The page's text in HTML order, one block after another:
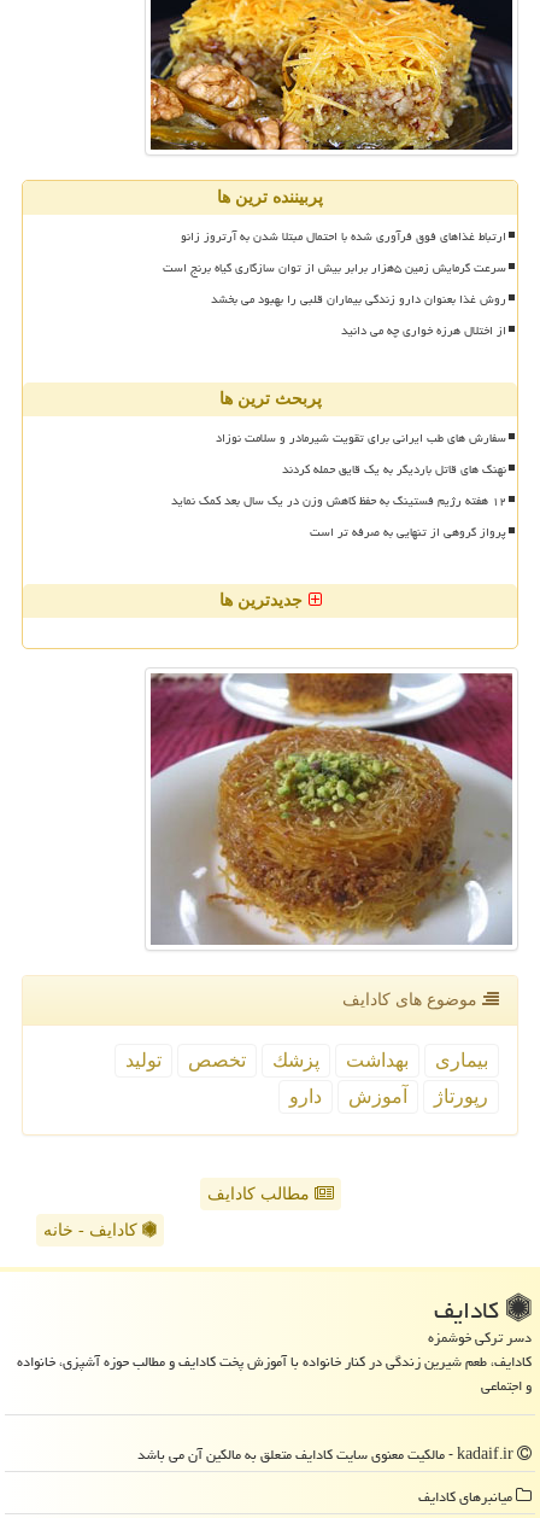
پربیننده ترین ها
ارتباط غذاهای فوق فرآوری شده با احتمال مبتلا شدن به آرتروز زانو
سرعت گرمایش زمین ۵هزار برابر بیش از توان سازگاری گیاه برنج است
روش غذا بعنوان دارو زندگی بیماران قلبی را بهبود می بخشد
از اختلال هرزه خواری چه می دانید
پربحث ترین ها
سفارش های طب ایرانی برای تقویت شیرمادر و سلامت نوزاد
نهنگ های قاتل باردیگر به یک قایق حمله کردند
۱۲ هفته رژیم فستینگ به حفظ کاهش وزن در یک سال بعد کمک نماید
پرواز گروهی از تنهایی به صرفه تر است
جدیدترین ها
موضوع های كادایف
بیماری بهداشت پزشك تخصص
تولید
رپورتاژ
آموزش دارو
مطالب کادایف
کادایف - خانه
كادایف
دسر ترکی خوشمزه
کادایف، طعم شیرین زندگی در کنار خانواده با آموزش پخت کادایف و مطالب حوزه آشپزی، خانواده
و اجتماعی
میانبرهای كادایف